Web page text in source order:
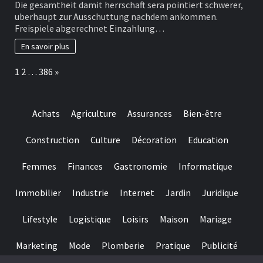
zuvor
Summe
ermoglicht
Vorlieben
Spielstilen
Die gesamtheit damit herrschaft sera pointiert schwerer,
uberhaupt zur Ausschuttung nachdem ankommen.
Freispiele abgerechnet Einzahlung…
En savoir plus
Page:
1 2 … 386 Next
»
Achats Agriculture Assurances Bien-être
Construction Culture Décoration Education
Femmes Finances Gastronomie Informatique
Immobilier Industrie Internet Jardin Juridique
Lifestyle Logistique Loisirs Maison Mariage
Marketing Mode Plomberie Pratique Publicité